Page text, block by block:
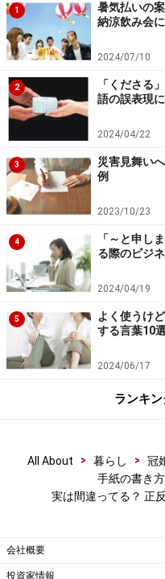
Q4 「浮き足立つ」
不正解です。
×：楽しいことやうれし
子。
○：正しくは、不安や
る、逃げ腰になるという
落ち着きがなくなるとい
ワクワクという楽しさ
す。「浮き浮きして落
は誤りなので注意したい
Q5 「うがった見方をす
不正解です。
×：疑って掛かるような
疑った見方やひねくれ
がつ(穿つ)」ように、突
Q6「済し崩し」
1
暑気払いの
納涼飲み会
2024/07/10
2
「くださる
語の誤表現
2024/04/22
3
災害見舞い
例
2023/10/23
4
「～と申し
る際のビジ
2024/04/19
5
よく使うけ
する言葉10
2024/06/17
ランキ
All About > 暮らし > 冠
手紙の書き
実は間違ってる？ 正
会社概要
投資家情報